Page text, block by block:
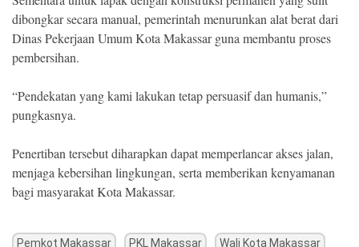
dibongkar secara manual, pemerintah menurunkan alat berat dari
Dinas Pekerjaan Umum Kota Makassar guna membantu proses
pembersihan.
“Pendekatan yang kami lakukan tetap persuasif dan humanis,”
pungkasnya.
Penertiban tersebut diharapkan dapat memperlancar akses jalan,
menjaga kebersihan lingkungan, serta memberikan kenyamanan
bagi masyarakat Kota Makassar.
Pemkot Makassar PKL Makassar Wali Kota Makassar